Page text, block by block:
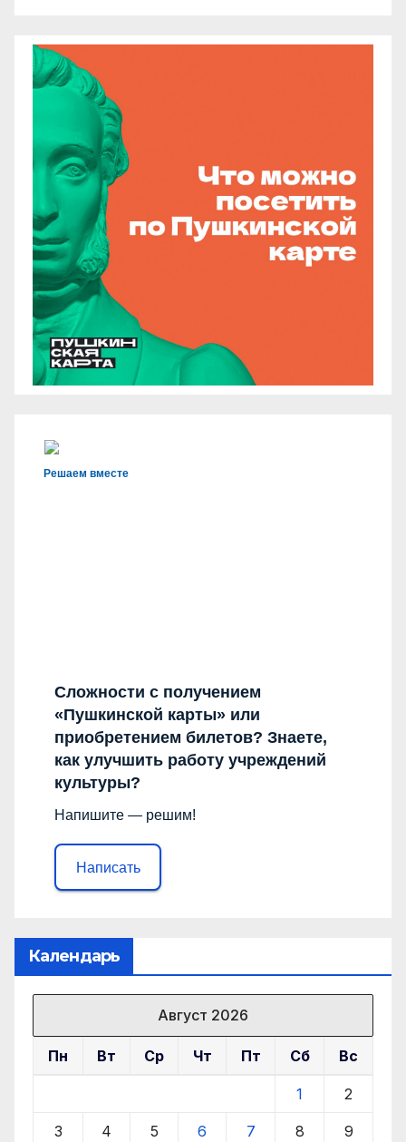
Решаем вместе
Сложности с получением
«Пушкинской карты» или
приобретением билетов? Знаете,
как улучшить работу учреждений
культуры?
Напишите — решим!
Написать
Календарь
Август 2026
Пн Вт Ср Чт Пт Сб Вс
1 2
3 4 5 6 7 8 9